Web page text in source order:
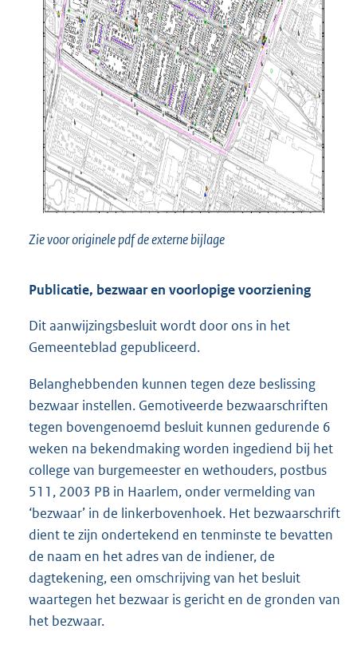
Zie voor originele pdf de externe bijlage
Publicatie, bezwaar en voorlopige voorziening
Dit aanwijzingsbesluit wordt door ons in het
Gemeenteblad gepubliceerd.
Belanghebbenden kunnen tegen deze beslissing
bezwaar instellen. Gemotiveerde bezwaarschriften
tegen bovengenoemd besluit kunnen gedurende 6
weken na bekendmaking worden ingediend bij het
college van burgemeester en wethouders, postbus
511, 2003 PB in Haarlem, onder vermelding van
‘bezwaar’ in de linkerbovenhoek. Het bezwaarschrift
dient te zijn ondertekend en tenminste te bevatten
de naam en het adres van de indiener, de
dagtekening, een omschrijving van het besluit
waartegen het bezwaar is gericht en de gronden van
het bezwaar.